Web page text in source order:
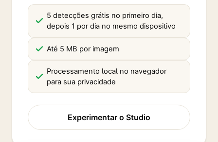
5 detecções grátis no primeiro dia,
depois 1 por dia no mesmo dispositivo
Até 5 MB por imagem
Processamento local no navegador
para sua privacidade
Experimentar o Studio